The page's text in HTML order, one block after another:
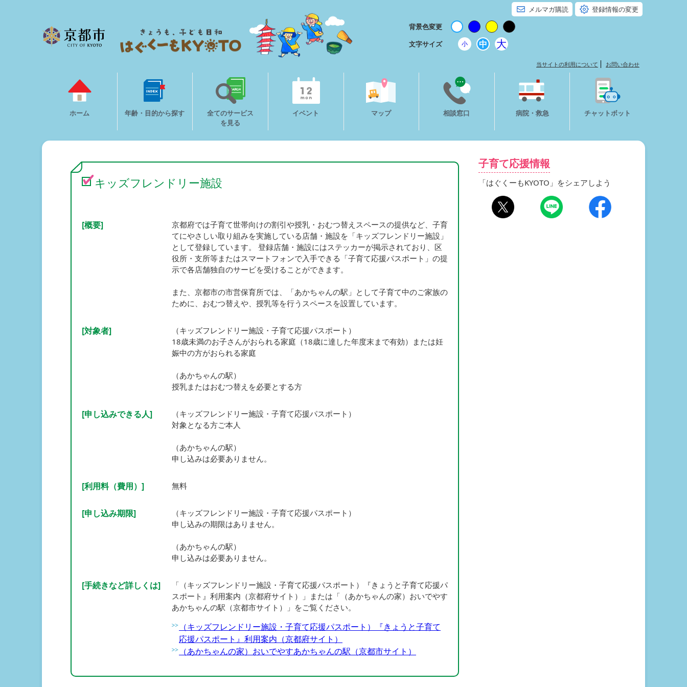
メルマガ購読
登録情報の変更
背景色変更
文字サイズ
小 中 大
当サイトの利用について お問い合わせ
ホーム 年齢・目的から探す
全てのサービス
を見る
イベント マップ 相談窓口 病院・救急 チャットボット
キッズフレンドリー施設
[概要]
京都府では子育て世帯向けの割引や授乳・おむつ替えスペースの提供など、子育
てにやさしい取り組みを実施している店舗・施設を「キッズフレンドリー施設」
として登録しています。 登録店舗・施設にはステッカーが掲示されており、区
役所・支所等またはスマートフォンで入手できる「子育て応援パスポート」の提
示で各店舗独自のサービを受けることができます。
また、京都市の市営保育所では、「あかちゃんの駅」として子育て中のご家族の
ために、おむつ替えや、授乳等を行うスペースを設置しています。
[対象者]
（キッズフレンドリー施設・子育て応援パスポート）
18歳未満のお子さんがおられる家庭（18歳に達した年度末まで有効）または妊
娠中の方がおられる家庭
（あかちゃんの駅）
授乳またはおむつ替えを必要とする方
[申し込みできる人]
（キッズフレンドリー施設・子育て応援パスポート）
対象となる方ご本人
（あかちゃんの駅）
申し込みは必要ありません。
[利用料（費用）] 無料
[申し込み期限]
（キッズフレンドリー施設・子育て応援パスポート）
申し込みの期限はありません。
（あかちゃんの駅）
申し込みは必要ありません。
[手続きなど詳しくは]
「（キッズフレンドリー施設・子育て応援パスポート）『きょうと子育て応援パ
スポート』利用案内（京都府サイト）」または「（あかちゃんの家）おいでやす
あかちゃんの駅（京都市サイト）」をご覧ください。
（キッズフレンドリー施設・子育て応援パスポート）『きょうと子育て
応援パスポート』利用案内（京都府サイト）
（あかちゃんの家）おいでやすあかちゃんの駅（京都市サイト）
子育て応援情報
「はぐくーもKYOTO」をシェアしよう